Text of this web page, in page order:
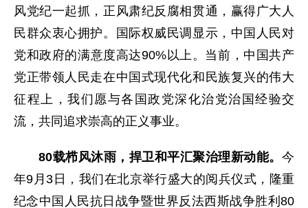
风党纪一起抓，正风肃纪反腐相贯通，赢得广大人
民群众衷心拥护。国际权威民调显示，中国人民对
党和政府的满意度高达90%以上。当前，中国共产
党正带领人民走在中国式现代化和民族复兴的伟大
征程上，我们愿与各国政党深化治党治国经验交
流，共同追求崇高的正义事业。
80载栉风沐雨，捍卫和平汇聚治理新动能。 今
年9月3日，我们在北京举行盛大的阅兵仪式，隆重
纪念中国人民抗日战争暨世界反法西斯战争胜利80